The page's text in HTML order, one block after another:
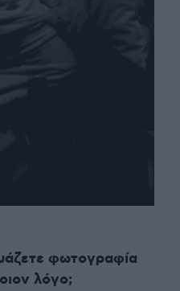
φωτογραφία
λόγο;